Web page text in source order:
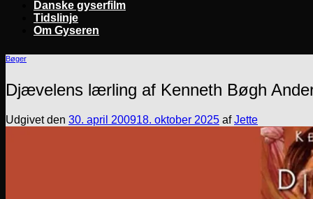
Danske gyserfilm
Tidslinje
Om Gyseren
Bøger
Djævelens lærling af Kenneth Bøgh
Udgivet den 30. april 200918. oktober 2025 afJette